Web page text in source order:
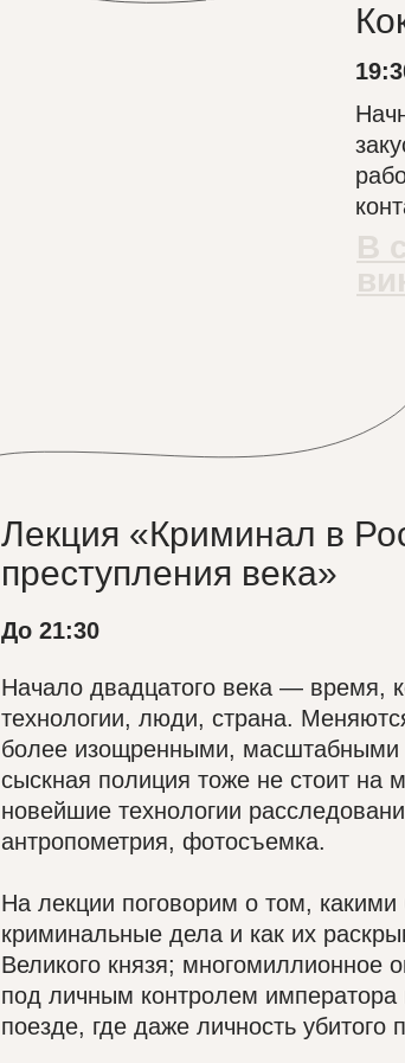
В
Начало двадцатого века — время,
технологии, люди, страна.
более изощренными,
сыскная полиция тоже не стоит на
новейшие технологии
антропометрия, фотосъемка.
На лекции поговорим о том,
криминальные дела и как их
Великого князя; ⁠многомиллионное
под личным контролем императора
поезде, где даже личность убитого
Лекция «Криминал в
преступления века»
До 21:30